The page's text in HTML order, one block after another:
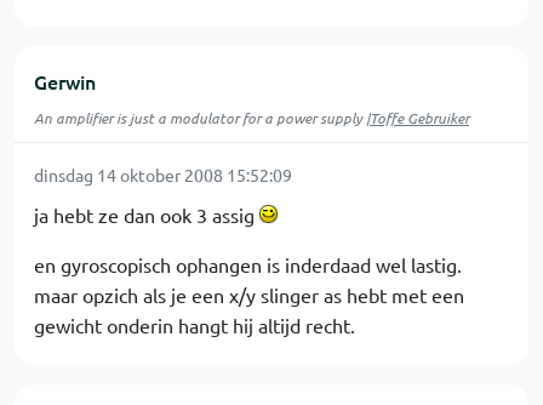
Gerwin
An amplifier is just a modulator for a power supply |Toffe Gebruiker
dinsdag 14 oktober 2008 15:52:09
ja hebt ze dan ook 3 assig
en gyroscopisch ophangen is inderdaad wel lastig.
maar opzich als je een x/y slinger as hebt met een
gewicht onderin hangt hij altijd recht.